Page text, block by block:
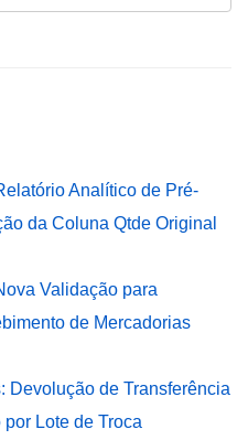
Analítico de Pré-
da Coluna Qtde Original
Validação para
de Mercadorias
Devolução de Transferência
Lote de Troca